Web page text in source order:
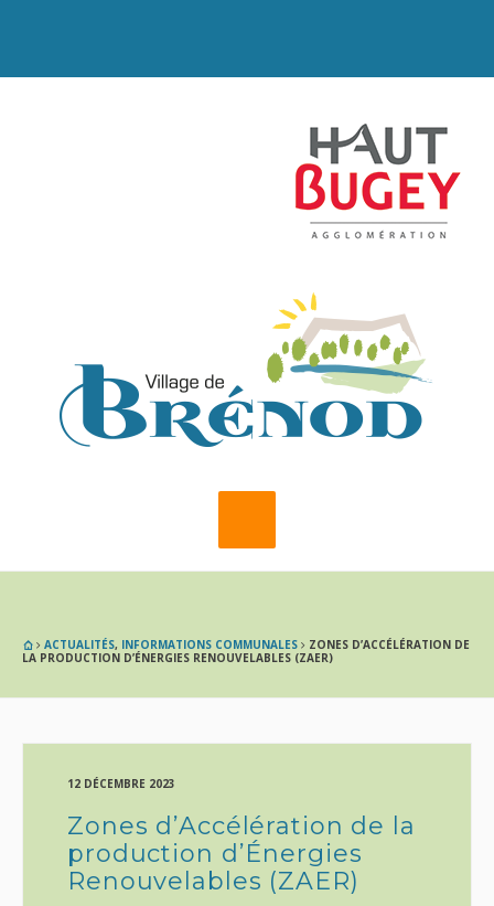
ACTUALITÉS, INFORMATIONS COMMUNALES
ZONES D’ACCÉLÉRATION DE
LA PRODUCTION D’ÉNERGIES RENOUVELABLES (ZAER)
12 DÉCEMBRE 2023
Zones d’Accélération de la
production d’Énergies
Renouvelables (ZAER)